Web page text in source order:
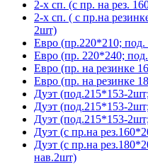
2-х сп. (с пр. на рез.
2-х сп. ( с пр.на
2шт)
Евро (пр.220*210;
Евро (пр. 220*240;
Евро (пр. на резинке
Евро (пр. на резинке
Дуэт (под.215*153-
Дуэт (под.215*153-
Дуэт (под.215*153-
Дуэт (с пр.на
Дуэт (с пр.на
нав.2шт)